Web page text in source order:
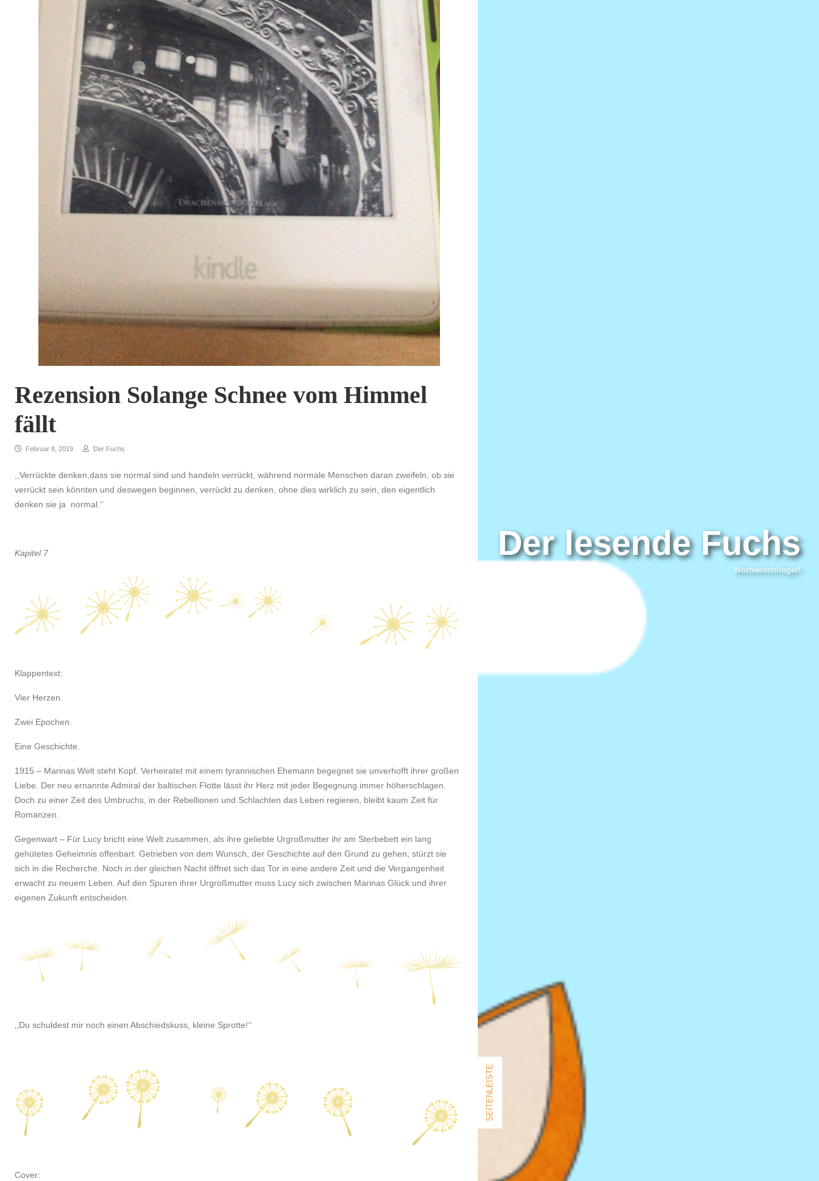
Rezension Solange Schnee vom Himmel
fällt
Februar 8, 2019 Der Fuchs
,,Verrückte denken,dass sie normal sind und handeln verrückt, während normale Menschen daran zweifeln, ob sie
verrückt sein könnten und deswegen beginnen, verrückt zu denken, ohne dies wirklich zu sein, den eigentlich
denken sie ja normal.‘‘
Kapitel 7
Klappentext:
Vier Herzen.
Zwei Epochen.
Eine Geschichte.
1915 – Marinas Welt steht Kopf. Verheiratet mit einem tyrannischen Ehemann begegnet sie unverhofft ihrer großen
Liebe. Der neu ernannte Admiral der baltischen Flotte lässt ihr Herz mit jeder Begegnung immer höherschlagen.
Doch zu einer Zeit des Umbruchs, in der Rebellionen und Schlachten das Leben regieren, bleibt kaum Zeit für
Romanzen.
Gegenwart – Für Lucy bricht eine Welt zusammen, als ihre geliebte Urgroßmutter ihr am Sterbebett ein lang
gehütetes Geheimnis offenbart. Getrieben von dem Wunsch, der Geschichte auf den Grund zu gehen, stürzt sie
sich in die Recherche. Noch in der gleichen Nacht öffnet sich das Tor in eine andere Zeit und die Vergangenheit
erwacht zu neuem Leben. Auf den Spuren ihrer Urgroßmutter muss Lucy sich zwischen Marinas Glück und ihrer
eigenen Zukunft entscheiden.
‚,Du schuldest mir noch einen Abschiedskuss, kleine Sprotte!‘‘
Cover:
SEITENLEISTE
Eintrags-Feed
Kommentar-Feed
WordPress.org
Der lesende Fuchs
Wortverschlinger!